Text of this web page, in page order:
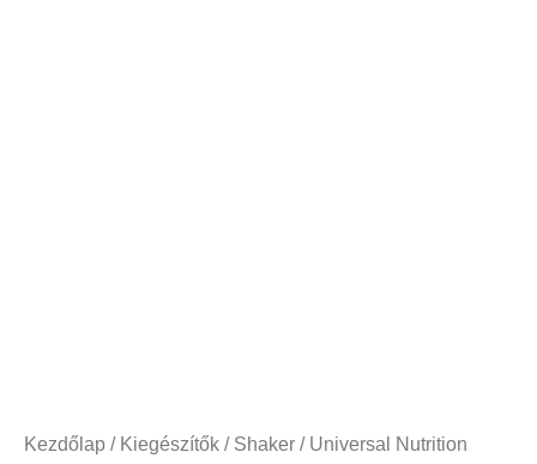
Kezdőlap / Kiegészítők / Shaker / Universal Nutrition